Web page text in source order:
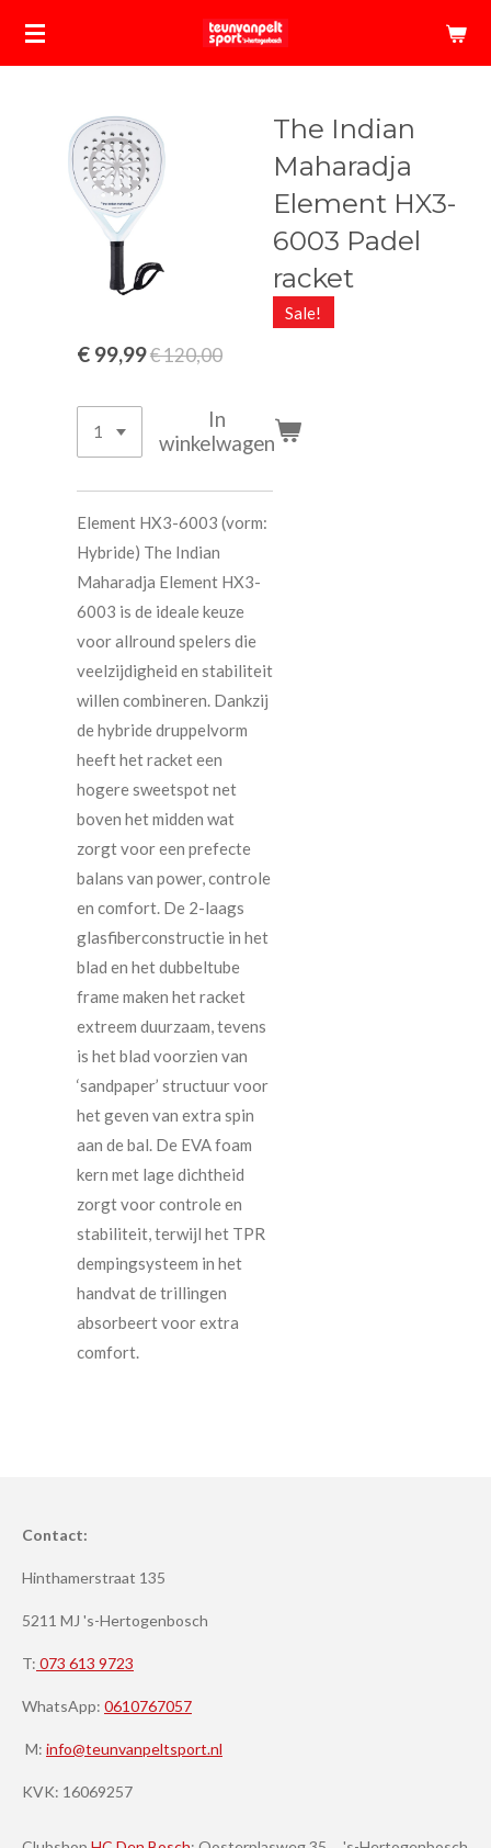
Ga
hoofdinhoud
The Indian
Maharadja
Element HX3-
6003 Padel
racket
Sale!
€ 99,99€ 120,00
In
winkelwagen
Element HX3-6003 (vorm:
Hybride) The Indian
Maharadja Element HX3-
6003 is de ideale keuze
voor allround spelers die
veelzijdigheid en stabiliteit
willen combineren. Dankzij
de hybride druppelvorm
heeft het racket een
hogere sweetspot net
boven het midden wat
zorgt voor een prefecte
balans van power, controle
en comfort. De 2-laags
glasfiberconstructie in het
blad en het dubbeltube
frame maken het racket
extreem duurzaam, tevens
is het blad voorzien van
‘sandpaper’ structuur voor
het geven van extra spin
aan de bal. De EVA foam
kern met lage dichtheid
zorgt voor controle en
stabiliteit, terwijl het TPR
dempingsysteem in het
handvat de trillingen
absorbeert voor extra
comfort.
Contact:
Hinthamerstraat 135
5211 MJ 's-Hertogenbosch
T: 073 613 9723
WhatsApp: 0610767057
M: info@teunvanpeltsport.nl
KVK: 16069257